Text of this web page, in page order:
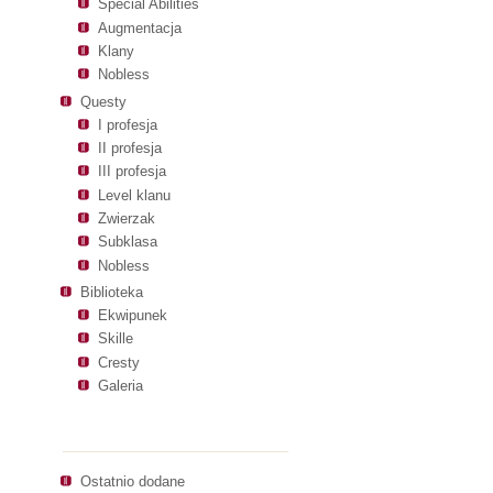
Special Abilities
Augmentacja
Klany
Nobless
Questy
I profesja
II profesja
III profesja
Level klanu
Zwierzak
Subklasa
Nobless
Biblioteka
Ekwipunek
Skille
Cresty
Galeria
Ostatnio dodane